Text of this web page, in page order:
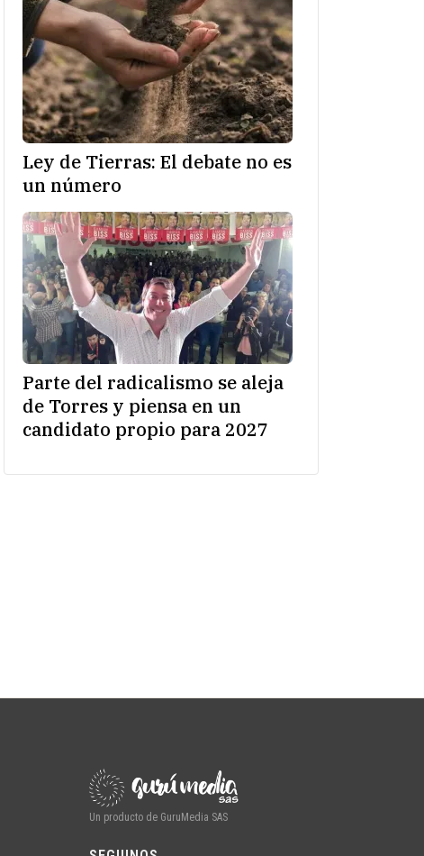
Ley de Tierras: El debate no es
un número
Parte del radicalismo se aleja
de Torres y piensa en un
candidato propio para 2027
Un producto de GuruMedia SAS